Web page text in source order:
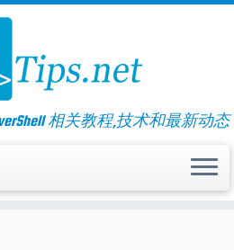
相关教程,技术和最新动态